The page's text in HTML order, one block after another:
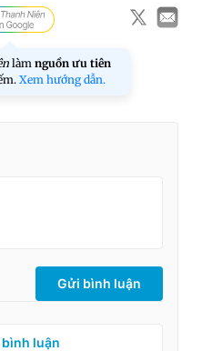
làm nguồn ưu tiên
Xem hướng dẫn.
Gửi bình luận
luận